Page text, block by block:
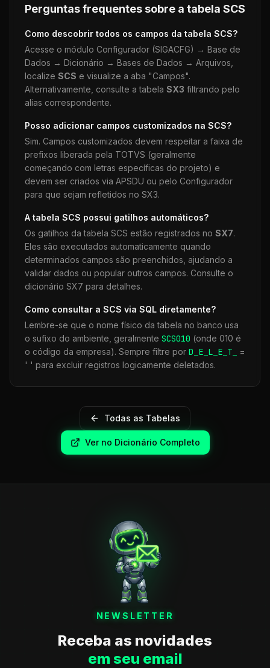
Perguntas frequentes sobre a tabela SCS
Como descobrir todos os campos da tabela SCS?
Acesse o módulo Configurador (SIGACFG) → Base de
Dados → Dicionário → Bases de Dados → Arquivos,
localize SCS e visualize a aba "Campos".
Alternativamente, consulte a tabela SX3 filtrando pelo
alias correspondente.
Posso adicionar campos customizados na SCS?
Sim. Campos customizados devem respeitar a faixa de
prefixos liberada pela TOTVS (geralmente
começando com letras específicas do projeto) e
devem ser criados via APSDU ou pelo Configurador
para que sejam refletidos no SX3.
A tabela SCS possui gatilhos automáticos?
Os gatilhos da tabela SCS estão registrados no SX7.
Eles são executados automaticamente quando
determinados campos são preenchidos, ajudando a
validar dados ou popular outros campos. Consulte o
dicionário SX7 para detalhes.
Como consultar a SCS via SQL diretamente?
Lembre-se que o nome físico da tabela no banco usa
o sufixo do ambiente, geralmente SCS010 (onde 010 é
o código da empresa). Sempre filtre por D_E_L_E_T_
=
' ' para excluir registros logicamente deletados.
Todas as Tabelas
Ver no Dicionário Completo
NEWSLETTER
Receba as novidades
em seu email